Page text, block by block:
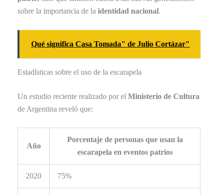
sobre la importancia de la identidad nacional.
Qué significa Casa Tomada" de Julio Cortázar"
Estadísticas sobre el uso de la escarapela
Un estudio reciente realizado por el Ministerio de Cultura
de Argentina reveló que:
Año
Porcentaje de personas que usan la
escarapela en eventos patrios
2020 75%